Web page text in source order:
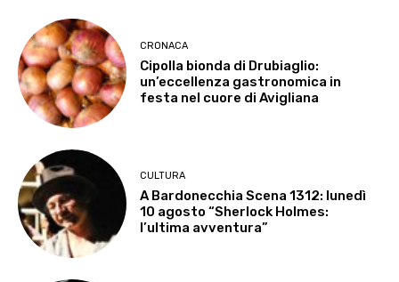
CRONACA
Cipolla bionda di Drubiaglio:
un’eccellenza gastronomica in
festa nel cuore di Avigliana
CULTURA
A Bardonecchia Scena 1312: lunedì
10 agosto “Sherlock Holmes:
l’ultima avventura”